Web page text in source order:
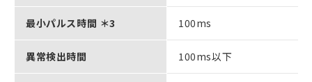
最小パルス時間 ＊3 100ms
異常検出時間 100ms以下